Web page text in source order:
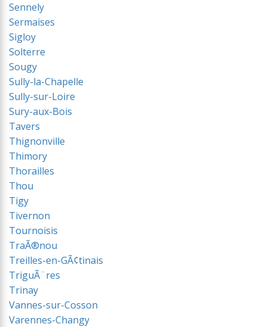
Sennely
Sermaises
Sigloy
Solterre
Sougy
Sully-la-Chapelle
Sully-sur-Loire
Sury-aux-Bois
Tavers
Thignonville
Thimory
Thorailles
Thou
Tigy
Tivernon
Tournoisis
TraÃ®nou
Treilles-en-GÃ¢tinais
TriguÃ¨res
Trinay
Vannes-sur-Cosson
Varennes-Changy